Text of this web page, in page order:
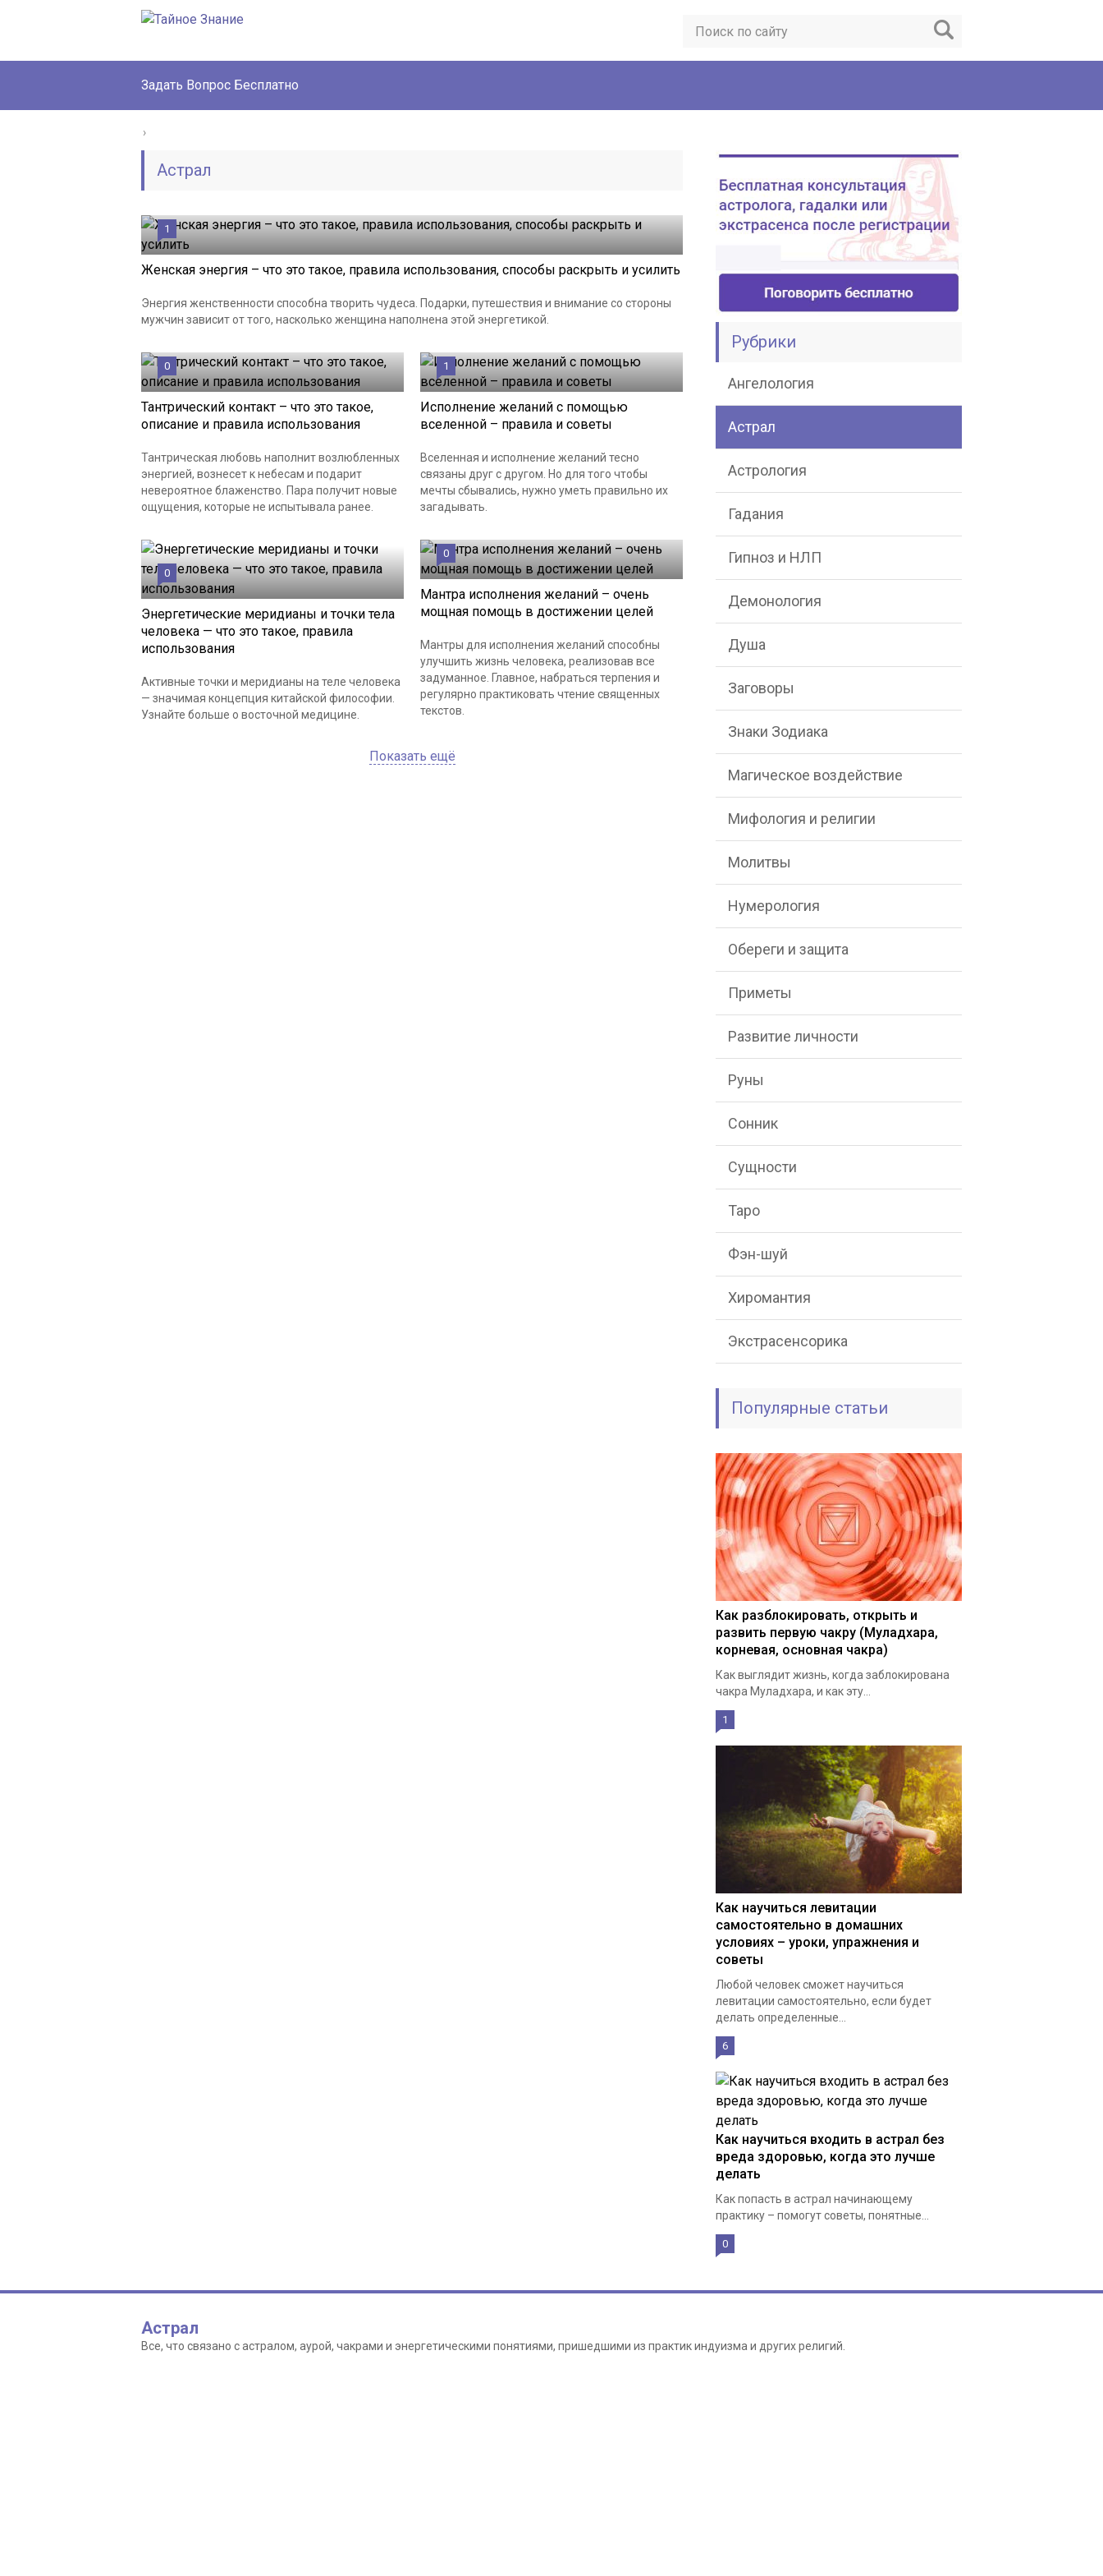
Задать Вопрос Бесплатно
›
Астрал
1
Женская энергия – что это такое, правила использования, способы раскрыть и усилить
Энергия женственности способна творить чудеса. Подарки, путешествия и внимание со стороны
мужчин зависит от того, насколько женщина наполнена этой энергетикой.
0
Тантрический контакт – что это такое,
описание и правила использования
Тантрическая любовь наполнит возлюбленных
энергией, вознесет к небесам и подарит
невероятное блаженство. Пара получит новые
ощущения, которые не испытывала ранее.
1
Исполнение желаний с помощью
вселенной – правила и советы
Вселенная и исполнение желаний тесно
связаны друг с другом. Но для того чтобы
мечты сбывались, нужно уметь правильно их
загадывать.
0
Энергетические меридианы и точки тела
человека — что это такое, правила
использования
Активные точки и меридианы на теле человека
— значимая концепция китайской философии.
Узнайте больше о восточной медицине.
0
Мантра исполнения желаний – очень
мощная помощь в достижении целей
Мантры для исполнения желаний способны
улучшить жизнь человека, реализовав все
задуманное. Главное, набраться терпения и
регулярно практиковать чтение священных
текстов.
Показать ещё
Рубрики
Ангелология
Астрал
Астрология
Гадания
Гипноз и НЛП
Демонология
Душа
Заговоры
Знаки Зодиака
Магическое воздействие
Мифология и религии
Молитвы
Нумерология
Обереги и защита
Приметы
Развитие личности
Руны
Сонник
Сущности
Таро
Фэн-шуй
Хиромантия
Экстрасенсорика
Популярные статьи
Как разблокировать, открыть и
развить первую чакру (Муладхара,
корневая, основная чакра)
Как выглядит жизнь, когда заблокирована
чакра Муладхара, и как эту...
1
Как научиться левитации
самостоятельно в домашних
условиях – уроки, упражнения и
советы
Любой человек сможет научиться
левитации самостоятельно, если будет
делать определенные...
6
Как научиться входить в астрал без
вреда здоровью, когда это лучше
делать
Как попасть в астрал начинающему
практику – помогут советы, понятные...
0
Астрал
Все, что связано с астралом, аурой, чакрами и энергетическими понятиями, пришедшими из практик индуизма и других религий.